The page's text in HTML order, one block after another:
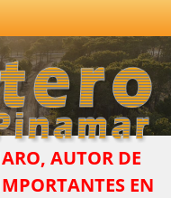
AUTOR DE
EN